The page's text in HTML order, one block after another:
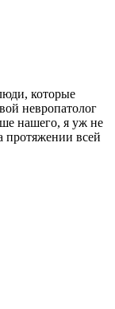
которые
невропатолог
нашего, я уж не
протяжении всей